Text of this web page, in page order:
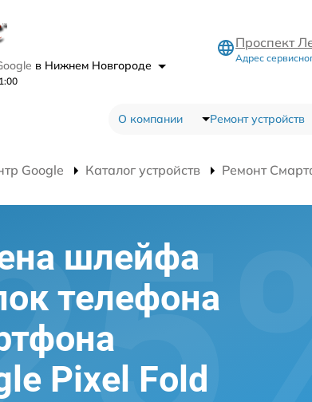
в Нижнем Новгороде
Проспект
Адрес
О компании Ремонт устройств
Google Каталог устройств Ремонт
шлейфа
телефона
Pixel Fold